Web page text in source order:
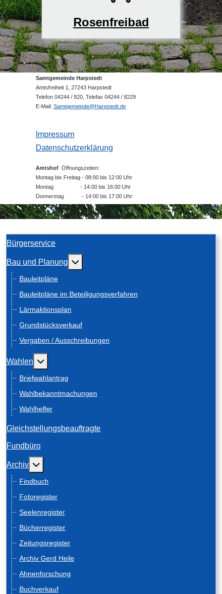
Rosenfreibad
Samtgemeinde Harpstedt
Amtsfreiheit 1, 27243 Harpstedt
Telefon 04244 / 820, Telefax 04244 / 8229
E-Mail: Samtgemeinde@Harpstedt.de
Impressum
Datenschutzerklärung
Amtshof Öffnungszeiten:
Montag bis Freitag - 08:00 bis 12:00 Uhr
Montag - 14:00 bis 16:00 Uhr
Donnerstag - 14:00 bis 17:00 Uhr
Bürgerservice
Bau und Planung Weitere Informationen: Bau und Planung
Bauleitpläne
Bauleitpläne im Beteiligungsverfahren
Lärmaktionsplan
Grundstücksverkauf
Vergaben / Ausschreibungen
Wahlen Weitere Informationen: Wahlen
Briefwahlantrag
Wahlbekanntmachungen
Wahlhelfer
Gleichstellungsbeauftragte
Fundbüro
Archiv Weitere Informationen: Archiv
Findbuch
Fotoregister
Seelenregister
Bücherregister
Zeitungsregister
Archiv Gerd Heile
Ahnenforschung
Buchverkauf